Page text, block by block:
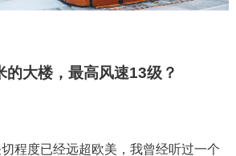
的大楼，最高风速13级？
程度已经远超欧美，我曾经听过一个